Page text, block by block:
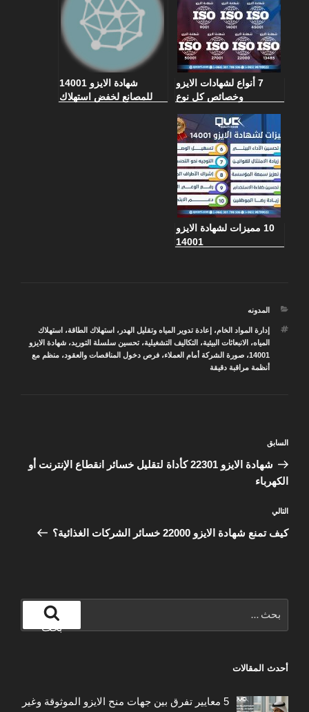
7 أنواع لشهادات الايزو
وخصائص كل نوع
شهادة الايزو 14001
للمصانع لخفض استهلاك
10 مميزات لشهادة الايزو
14001
التصنيفات
المدونه
الوسوم
إدارة المواد الخام، إعادة تدوير المياه وتقليل الهدر ، استهلاك الطاقة، استهلاك
المياه، الانبعاثات البيئية، التكاليف التشغيلية،تحسين سلسلة التوريد،شهادة الايزو
14001،صورة الشركة أمام العملاء،فرص دخول المناقصات والعقود،منظم مع
أنظمة مراقبة دقيقة
المقالة
السابقة
السابق
شهادة الايزو 22301 كأداة لتقليل خسائر انقطاع الإنترنت أو
الكهرباء
المقالة
التالية
التالي
كيف تمنع شهادة الايزو 22000 خسائر الشركات الغذائية؟
عن:
بحث
أحدث المقالات
5 معايير تفرق بين جهات منح الايزو الموثوقة وغير